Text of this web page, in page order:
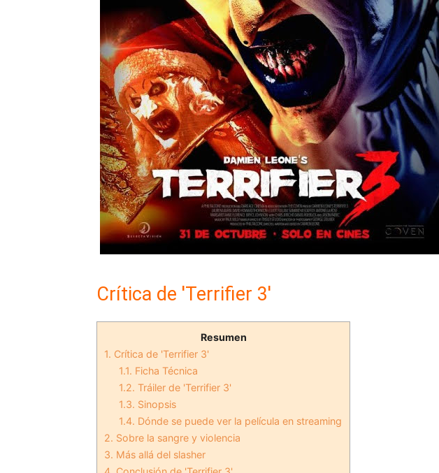
Crítica de 'Terrifier 3'
Resumen
1. Crítica de 'Terrifier 3'
1.1. Ficha Técnica
1.2. Tráiler de 'Terrifier 3'
1.3. Sinopsis
1.4. Dónde se puede ver la película en streaming
2. Sobre la sangre y violencia
3. Más allá del slasher